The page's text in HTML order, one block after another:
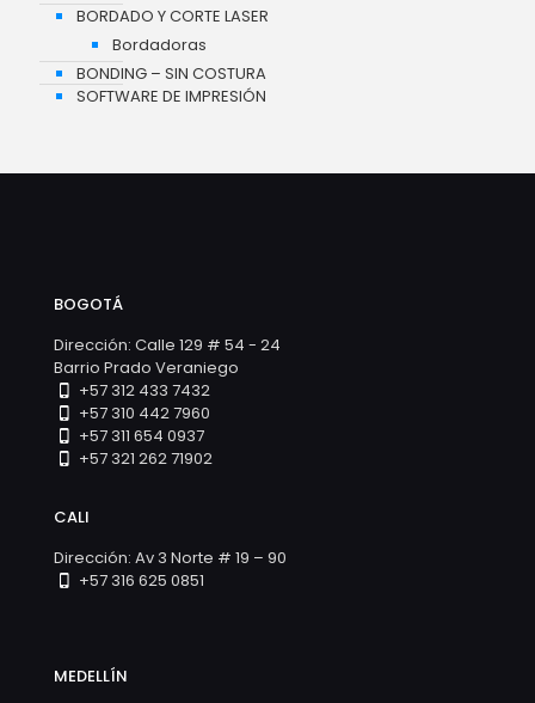
BORDADO Y CORTE LASER
Bordadoras
BONDING – SIN COSTURA
SOFTWARE DE IMPRESIÓN
BOGOTÁ
Dirección: Calle 129 # 54 - 24
Barrio Prado Veraniego
+57 312 433 7432
+57 310 442 7960
+57 311 654 0937
+57 321 262 71902
CALI
Dirección: Av 3 Norte # 19 – 90
+57 316 625 0851
MEDELLÍN